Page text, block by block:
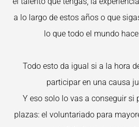
a lo largo de estos años o que
lo que todo el mundo
Todo esto da igual si a la hora
participar en una causa
Y eso solo lo vas a conseguir si
plazas: el voluntariado para